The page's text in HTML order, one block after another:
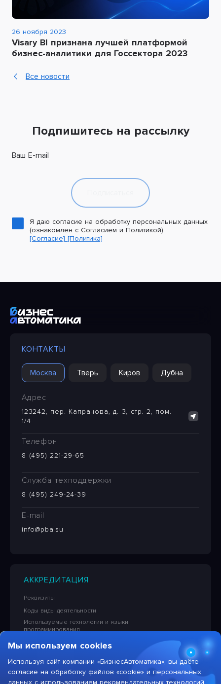
26 ноября 2023
Visary BI признана лучшей платформой
бизнес-аналитики для Госсектора 2023
Все новости
Подпишитесь на рассылку
Ваш E-mail
Я даю согласие на обработку персональных данных
(ознакомлен с Согласием и Политикой)
[Согласие] [Политика]
КОНТАКТЫ
Москва Тверь Киров Дубна
Адрес
123242, пер. Капранова, д. 3, стр. 2, пом.
1/4
Телефон
8 (495) 221-29-65
Служба техподдержки
8 (495) 249-24-39
E-mail
info@pba.su
АККРЕДИТАЦИЯ
Реквизиты
Коды виды деятельности
Используемые технологии и языки
программирования
Сведения об исключительных правах на ПО
«БизнесАвтоматика»
Тарифы на услуги компании
Мы используем cookies
Используя сайт компании «БизнесАвтоматика», вы даёте
согласие на обработку файлов «cookie» и персональных
данных с использованием рекомендательных технологий